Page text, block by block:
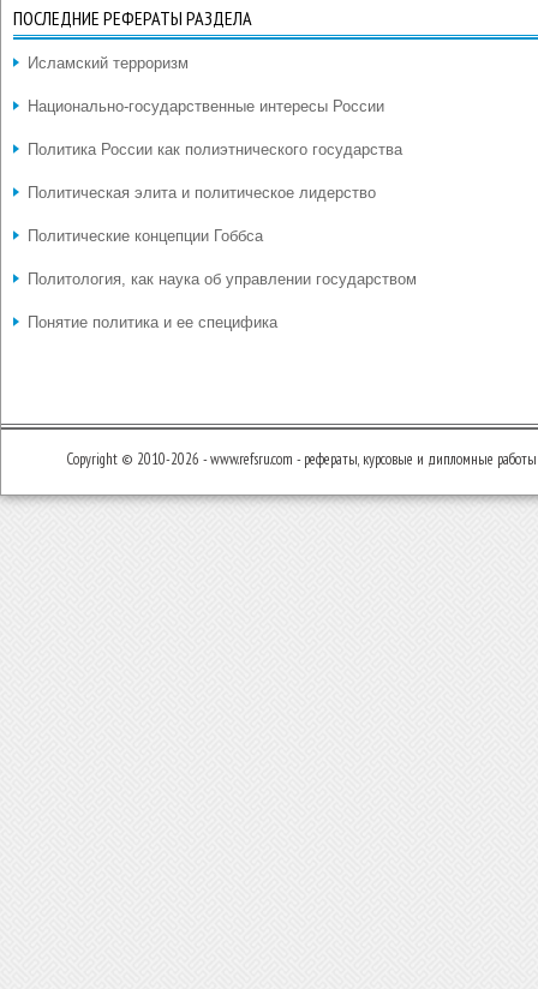
ПОСЛЕДНИЕ РЕФЕРАТЫ РАЗДЕЛА
Исламский терроризм
Национально-государственные интересы России
Политика России как полиэтнического государства
Политическая элита и политическое лидерство
Политические концепции Гоббса
Политология, как наука об управлении государством
Понятие политика и ее специфика
Copyright © 2010-2026 - www.refsru.com - рефераты, курсовые и дипломные работы